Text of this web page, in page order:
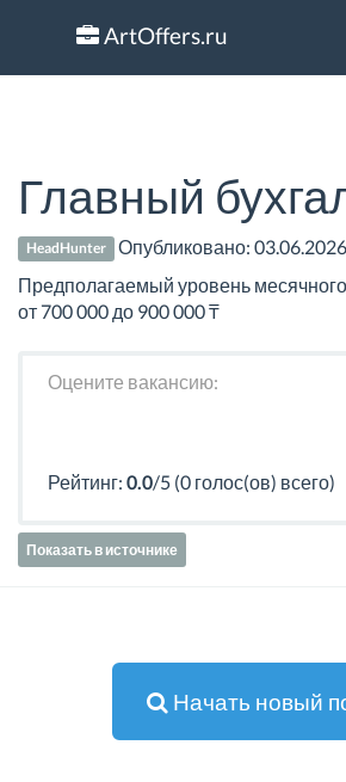
ArtOffers.ru
Главный
HeadHunter Опубликовано:03.06.2026
Предполагаемый уровень
от 700 000 до 900 000 ₸
Оцените вакансию:
Рейтинг: 0.0/5 (0 голос(ов) всего)
Показать в источнике
Начать новый